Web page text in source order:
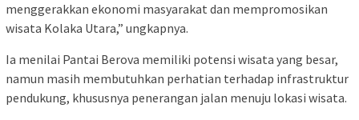
menggerakkan ekonomi masyarakat dan mempromosikan
wisata Kolaka Utara,” ungkapnya.
Ia menilai Pantai Berova memiliki potensi wisata yang besar,
namun masih membutuhkan perhatian terhadap infrastruktur
pendukung, khususnya penerangan jalan menuju lokasi wisata.